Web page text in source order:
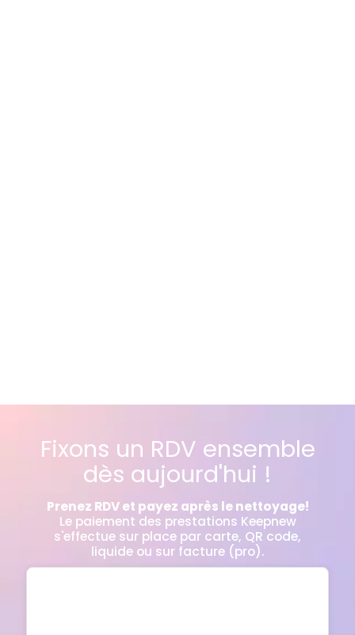
Fixons un RDV ensemble
dès aujourd'hui !
Prenez RDV et payez après le nettoyage!
Le paiement des prestations Keepnew
s'effectue sur place par carte, QR code,
liquide ou sur facture (pro).